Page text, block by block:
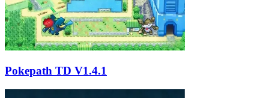
Pokepath TD V1.4.1